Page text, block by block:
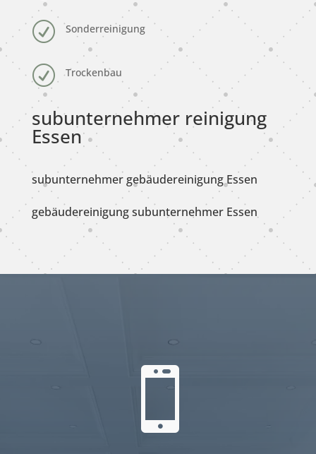
R Sonderreinigung
R Trockenbau
subunternehmer reinigung
Essen
subunternehmer gebäudereinigung Essen
gebäudereinigung subunternehmer Essen
